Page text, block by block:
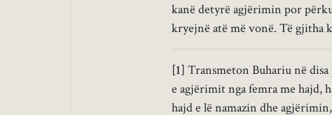
kanë detyrë agjërimin por
kryejnë atë më vonë. Të gjitha
[1] Transmeton Buhariu në
e agjërimit nga femra me hajd,
hajd e lë namazin dhe